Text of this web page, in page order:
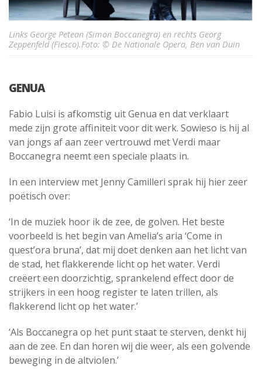
Links George Petean (Simon Boccanegra) en rechts Georg
Zeppenfeld (Fiesco).Foto: © De Nationale Opera, Ben van Duin
GENUA
Fabio Luisi is afkomstig uit Genua en dat verklaart
mede zijn grote affiniteit voor dit werk. Sowieso is hij al
van jongs af aan zeer vertrouwd met Verdi maar
Boccanegra neemt een speciale plaats in.
In een interview met Jenny Camilleri sprak hij hier zeer
poëtisch over:
‘In de muziek hoor ik de zee, de golven. Het beste
voorbeeld is het begin van Amelia’s aria ‘Come in
quest’ora bruna’, dat mij doet denken aan het licht van
de stad, het flakkerende licht op het water. Verdi
creëert een doorzichtig, sprankelend effect door de
strijkers in een hoog register te laten trillen, als
flakkerend licht op het water.’
‘Als Boccanegra op het punt staat te sterven, denkt hij
aan de zee. En dan horen wij die weer, als een golvende
beweging in de altviolen.’